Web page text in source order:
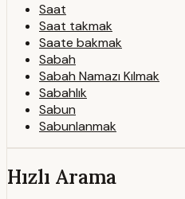
Saat
Saat takmak
Saate bakmak
Sabah
Sabah Namazı Kılmak
Sabahlık
Sabun
Sabunlanmak
Hızlı Arama